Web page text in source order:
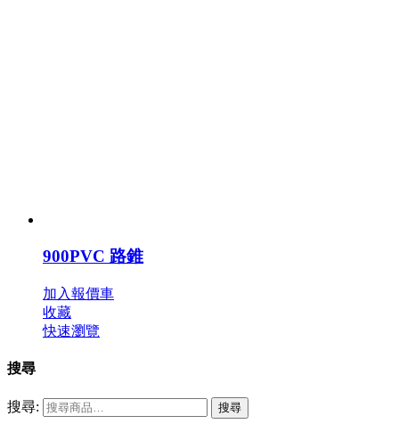
900PVC 路錐
加入報價車
收藏
快速瀏覽
搜尋
搜尋: 搜尋